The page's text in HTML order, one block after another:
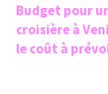
Budget pour
croisière à
le coût à